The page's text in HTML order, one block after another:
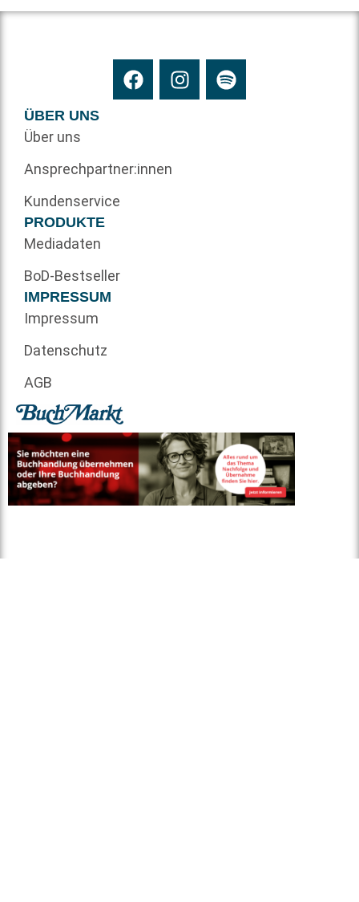
ÜBER UNS
Über uns
Ansprechpartner:innen
Kundenservice
PRODUKTE
Mediadaten
BoD-Bestseller
IMPRESSUM
Impressum
Datenschutz
AGB